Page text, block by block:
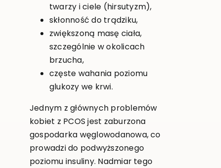
twarzy i ciele (hirsutyzm),
skłonność do trądziku,
zwiększoną masę ciała,
szczególnie w okolicach
brzucha,
częste wahania poziomu
glukozy we krwi.
Jednym z głównych problemów
kobiet z PCOS jest zaburzona
gospodarka węglowodanowa, co
prowadzi do podwyższonego
poziomu insuliny. Nadmiar tego